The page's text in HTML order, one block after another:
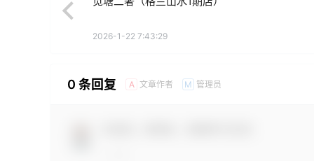
2026-1-22 7:43:29
0 条回复 A 文章作者 M 管理员